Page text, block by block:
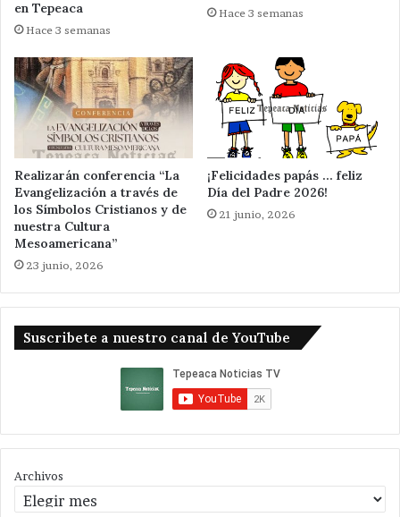
en Tepeaca
Hace 3 semanas
Hace 3 semanas
Realizarán conferencia “La
Evangelización a través de
los Símbolos Cristianos y de
nuestra Cultura
Mesoamericana”
23 junio, 2026
¡Felicidades papás … feliz
Día del Padre 2026!
21 junio, 2026
Suscribete a nuestro canal de YouTube
Archivos